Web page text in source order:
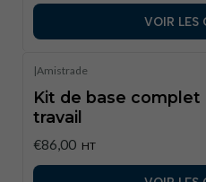
VOIR LES
|Amistrade
Kit de base complet
travail
€86,00 HT